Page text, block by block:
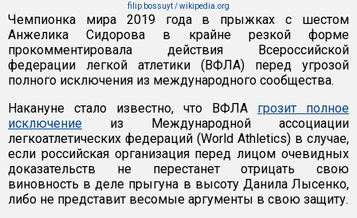
filip bossuyt / wikipedia.org
Чемпионка мира 2019 года в прыжках с шестом
Анжелика Сидорова в крайне резкой форме
прокомментировала действия Всероссийской
федерации легкой атлетики (ВФЛА) перед угрозой
полного исключения из международного сообщества.
Накануне стало известно, что ВФЛА грозит полное
исключение из Международной ассоциации
легкоатлетических федераций (World Athletics) в случае,
если российская организация перед лицом очевидных
доказательств не перестанет отрицать свою
виновность в деле прыгуна в высоту Данила Лысенко,
либо не представит весомые аргументы в свою защиту.